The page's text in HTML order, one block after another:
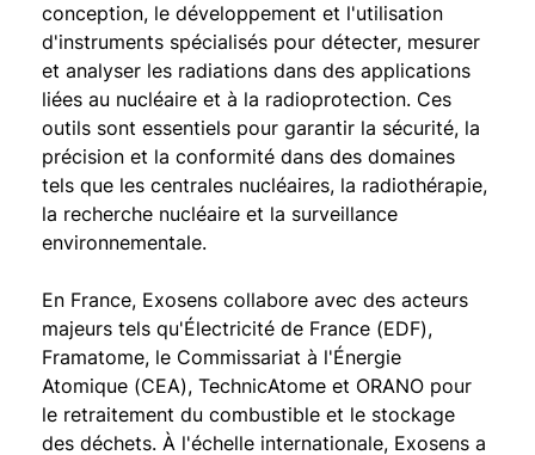
conception, le développement et l'utilisation
d'instruments spécialisés pour détecter, mesurer
et analyser les radiations dans des applications
liées au nucléaire et à la radioprotection. Ces
outils sont essentiels pour garantir la sécurité, la
précision et la conformité dans des domaines
tels que les centrales nucléaires, la radiothérapie,
la recherche nucléaire et la surveillance
environnementale.
En France, Exosens collabore avec des acteurs
majeurs tels qu'Électricité de France (EDF),
Framatome, le Commissariat à l'Énergie
Atomique (CEA), TechnicAtome et ORANO pour
le retraitement du combustible et le stockage
des déchets. À l'échelle internationale, Exosens a